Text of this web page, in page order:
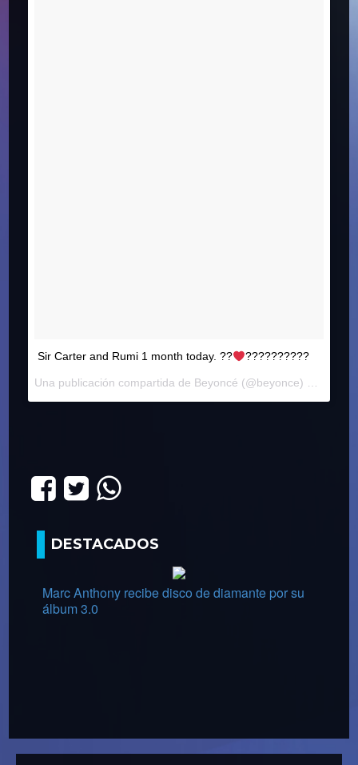
Sir Carter and Rumi 1 month today. ?? ??????????
Una publicación compartida de Beyoncé (@beyonce) el
DESTACADOS
Marc Anthony recibe disco de diamante por su
álbum 3.0